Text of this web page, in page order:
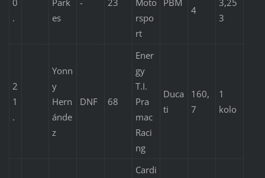
.
es
rspo
rt
4
3
2
1
.
Yonn
y
Hern
ánde
z
DNF 68
Ener
gy
T.I.
Pra
mac
Raci
ng
Duca
ti
160,
7
1
kolo
Cardi